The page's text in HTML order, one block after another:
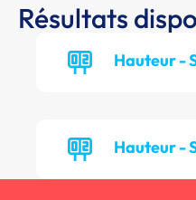
Résultats
Hauteur -
Hauteur -